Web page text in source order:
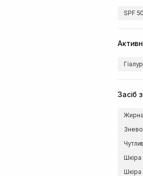
SPF 50
Засіб
Шкіра